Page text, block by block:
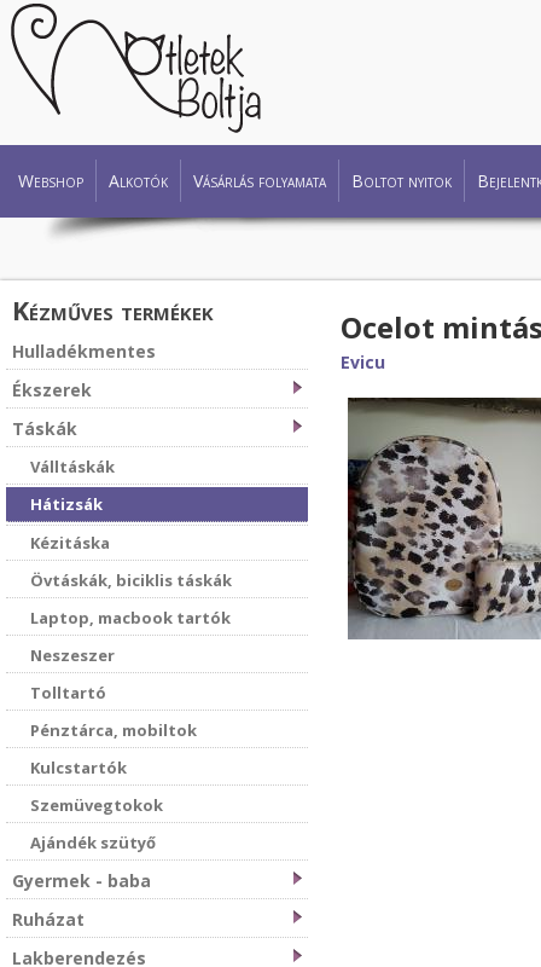
Webshop Alkotók Vásárlás folyamata Boltot nyitok
Kézműves termékek
Hulladékmentes
Ékszerek
Táskák
Válltáskák
Hátizsák
Kézitáska
Övtáskák, biciklis táskák
Laptop, macbook tartók
Neszeszer
Tolltartó
Pénztárca, mobiltok
Kulcstartók
Szemüvegtokok
Ajándék szütyő
Gyermek - baba
Ruházat
Lakberendezés
Ocelot
Evicu